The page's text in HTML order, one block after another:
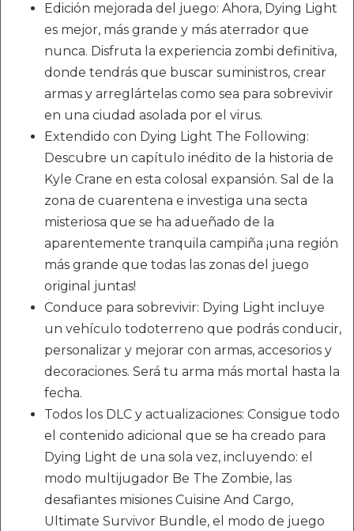
Edición mejorada del juego: Ahora, Dying Light
es mejor, más grande y más aterrador que
nunca. Disfruta la experiencia zombi definitiva,
donde tendrás que buscar suministros, crear
armas y arreglártelas como sea para sobrevivir
en una ciudad asolada por el virus.
Extendido con Dying Light The Following:
Descubre un capítulo inédito de la historia de
Kyle Crane en esta colosal expansión. Sal de la
zona de cuarentena e investiga una secta
misteriosa que se ha adueñado de la
aparentemente tranquila campiña ¡una región
más grande que todas las zonas del juego
original juntas!
Conduce para sobrevivir: Dying Light incluye
un vehículo todoterreno que podrás conducir,
personalizar y mejorar con armas, accesorios y
decoraciones. Será tu arma más mortal hasta la
fecha.
Todos los DLC y actualizaciones: Consigue todo
el contenido adicional que se ha creado para
Dying Light de una sola vez, incluyendo: el
modo multijugador Be The Zombie, las
desafiantes misiones Cuisine And Cargo,
Ultimate Survivor Bundle, el modo de juego